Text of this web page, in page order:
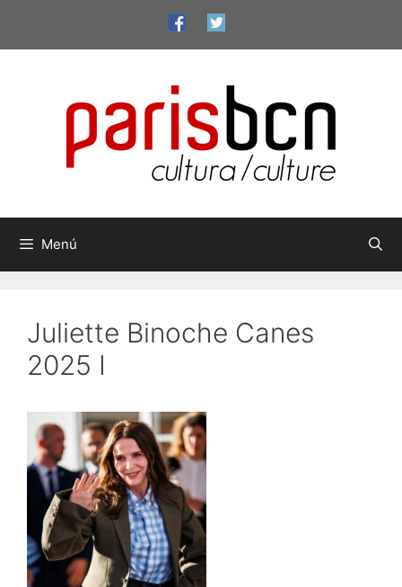
contingut
Menú
Juliette Binoche Canes
2025 I